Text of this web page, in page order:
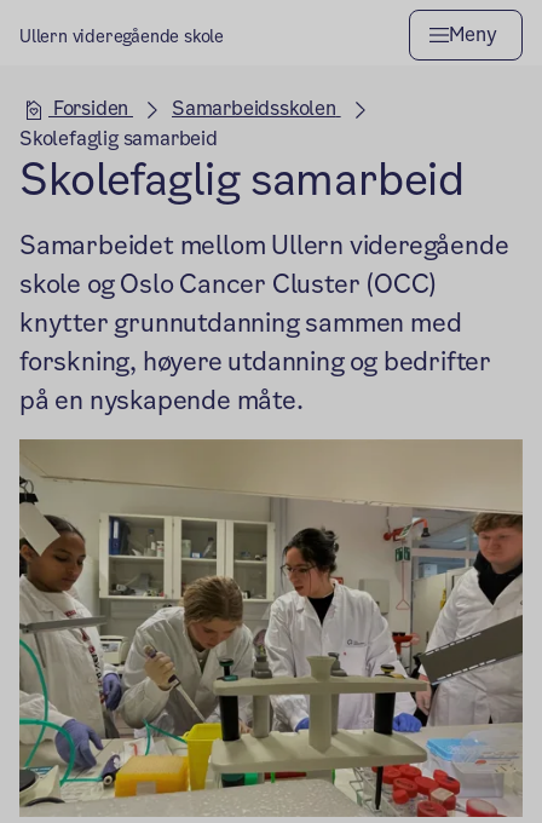
Ullern videregående skole Meny
Hovedseksjon
Forsiden
Samarbeidsskolen
Skolefaglig samarbeid
Skolefaglig samarbeid
Samarbeidet mellom Ullern videregående
skole og Oslo Cancer Cluster (OCC)
knytter grunnutdanning sammen med
forskning, høyere utdanning og bedrifter
på en nyskapende måte.